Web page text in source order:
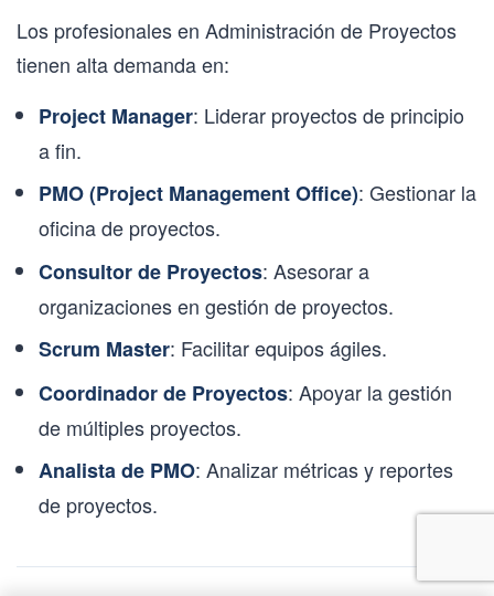
Los profesionales en Administración de Proyectos
tienen alta demanda en:
Project Manager: Liderar proyectos de principio
a fin.
PMO (Project Management Office): Gestionar la
oficina de proyectos.
Consultor de Proyectos: Asesorar a
organizaciones en gestión de proyectos.
Scrum Master: Facilitar equipos ágiles.
Coordinador de Proyectos: Apoyar la gestión
de múltiples proyectos.
Analista de PMO: Analizar métricas y reportes
de proyectos.